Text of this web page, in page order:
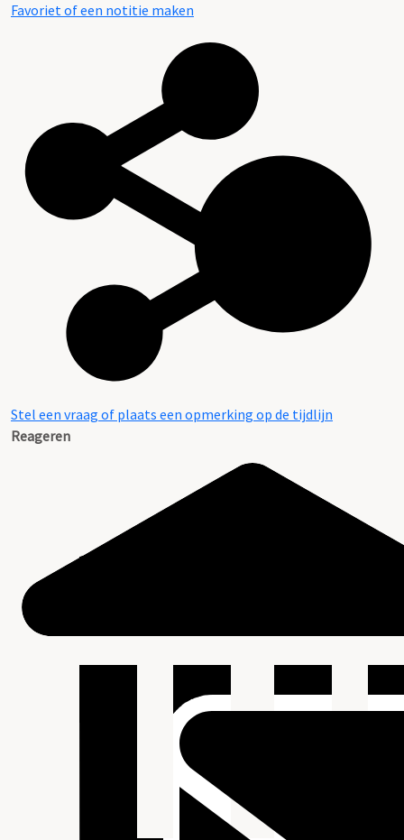
Favoriet of een notitie maken
Stel een vraag of plaats een opmerking op de tijdlijn
Reageren